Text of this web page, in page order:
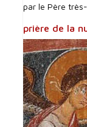
par le Père
prière de la